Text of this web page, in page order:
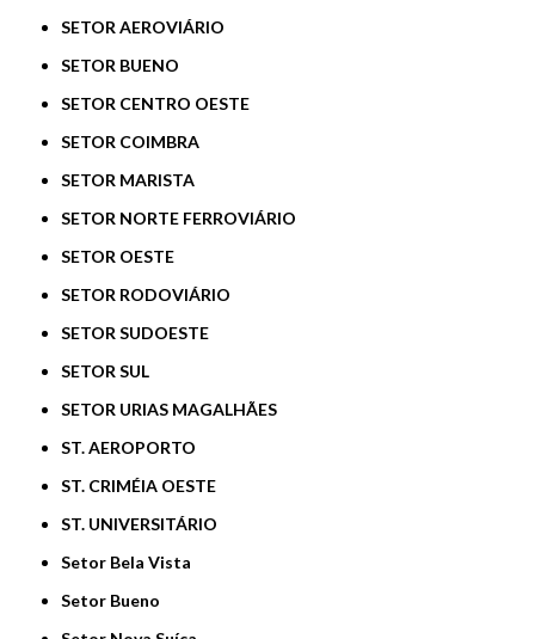
SETOR AEROVIÁRIO
SETOR BUENO
SETOR CENTRO OESTE
SETOR COIMBRA
SETOR MARISTA
SETOR NORTE FERROVIÁRIO
SETOR OESTE
SETOR RODOVIÁRIO
SETOR SUDOESTE
SETOR SUL
SETOR URIAS MAGALHÃES
ST. AEROPORTO
ST. CRIMÉIA OESTE
ST. UNIVERSITÁRIO
Setor Bela Vista
Setor Bueno